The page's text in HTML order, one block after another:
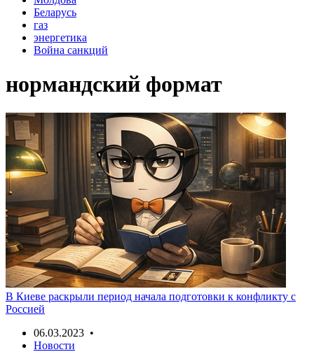
Беларусь
газ
энергетика
Война санкций
нормандский формат
В Киеве раскрыли период начала подготовки к конфликту с
Россией
06.03.2023 •
Новости